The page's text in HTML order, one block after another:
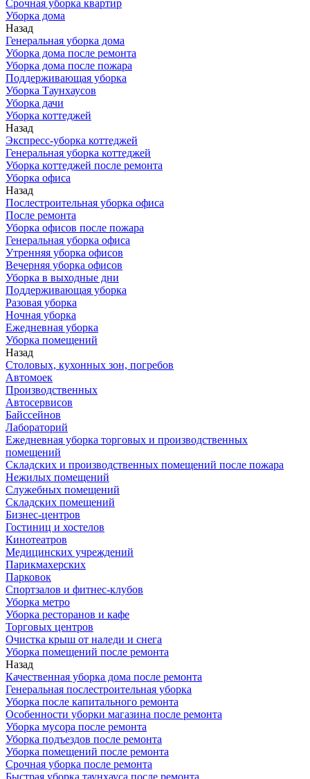
Срочная уборка квартир
Уборка дома
Назад
Генеральная уборка дома
Уборка дома после ремонта
Уборка дома после пожара
Поддерживающая уборка
Уборка Таунхаусов
Уборка дачи
Уборка коттеджей
Назад
Экспресс-уборка коттеджей
Генеральная уборка коттеджей
Уборка коттеджей после ремонта
Уборка офиса
Назад
Послестроительная уборка офиса
После ремонта
Уборка офисов после пожара
Генеральная уборка офиса
Утренняя уборка офисов
Вечерняя уборка офисов
Уборка в выходные дни
Поддерживающая уборка
Разовая уборка
Ночная уборка
Ежедневная уборка
Уборка помещений
Назад
Столовых, кухонных зон, погребов
Автомоек
Производственных
Автосервисов
Байссейнов
Лабораторий
Ежедневная уборка торговых и производственных
помещений
Складских и производственных помещений после пожара
Нежилых помещений
Служебных помещений
Складских помещений
Бизнес-центров
Гостиниц и хостелов
Кинотеатров
Медицинских учреждений
Парикмахерских
Парковок
Спортзалов и фитнес-клубов
Уборка метро
Уборка ресторанов и кафе
Торговых центров
Очистка крыш от наледи и снега
Уборка помещений после ремонта
Назад
Качественная уборка дома после ремонта
Генеральная послестроительная уборка
Уборка после капитального ремонта
Особенности уборки магазина после ремонта
Уборка мусора после ремонта
Уборка подъездов после ремонта
Уборка помещений после ремонта
Срочная уборка после ремонта
Быстрая уборка таунхауса после ремонта